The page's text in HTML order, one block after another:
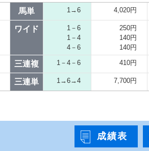
馬単 1→6 4,020円
ワイド
1－6
1－4
4－6
250円
140円
140円
三連複 1－4－6 410円
三連単 1→6→4 7,700円
成績表